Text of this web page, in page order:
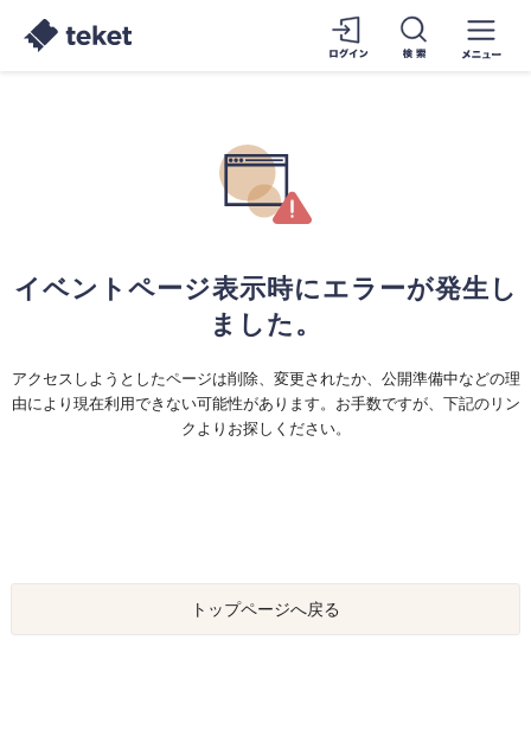
イベントページ表示時にエラーが発生し
ました。
アクセスしようとしたページは削除、変更されたか、公開準備中などの理
由により現在利用できない可能性があります。お手数ですが、下記のリン
クよりお探しください。
トップページへ戻る